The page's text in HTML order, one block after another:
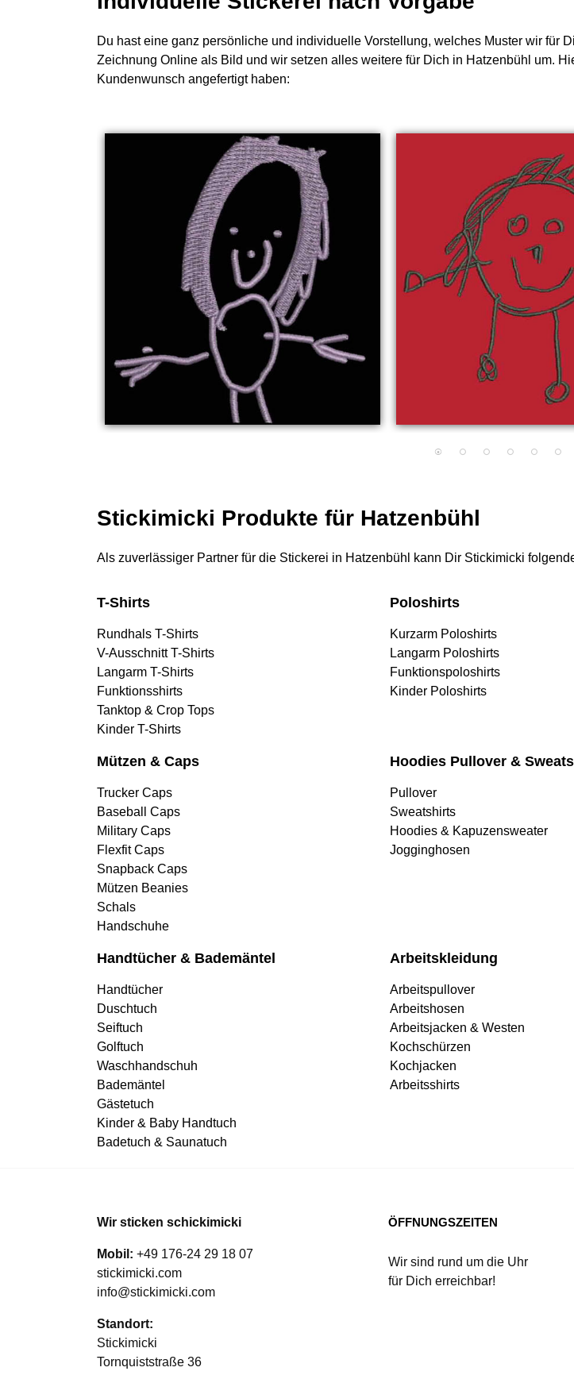
Du hast eine ganz persönliche und individuelle Vorstellung, welches Muster wir für
Zeichnung Online als Bild und wir setzen alles weitere für Dich in Hatzenbühl um.
Kundenwunsch angefertigt haben:
Stickimicki Produkte für Hatzenbühl
Als zuverlässiger Partner für die Stickerei in Hatzenbühl kann Dir Stickimicki
T-Shirts
Rundhals T-Shirts
V-Ausschnitt T-Shirts
Langarm T-Shirts
Funktionsshirts
Tanktop & Crop Tops
Kinder T-Shirts
Poloshirts
Kurzarm Poloshirts
Langarm Poloshirts
Funktionspoloshirts
Kinder Poloshirts
Mützen & Caps
Trucker Caps
Baseball Caps
Military Caps
Flexfit Caps
Snapback Caps
Mützen Beanies
Schals
Handschuhe
Hoodies Pullover &
Pullover
Sweatshirts
Hoodies & Kapuzensweater
Jogginghosen
Handtücher & Bademäntel
Handtücher
Duschtuch
Seiftuch
Golftuch
Waschhandschuh
Bademäntel
Gästetuch
Kinder & Baby Handtuch
Badetuch & Saunatuch
Arbeitskleidung
Arbeitspullover
Arbeitshosen
Arbeitsjacken & Westen
Kochschürzen
Kochjacken
Arbeitsshirts
Wir sticken schickimicki
Mobil: +49 176-24 29 18 07
stickimicki.com
info@stickimicki.com
Standort:
Stickimicki
Tornquiststraße 36
ÖFFNUNGSZEITEN
Wir sind rund um die Uhr
für Dich erreichbar!